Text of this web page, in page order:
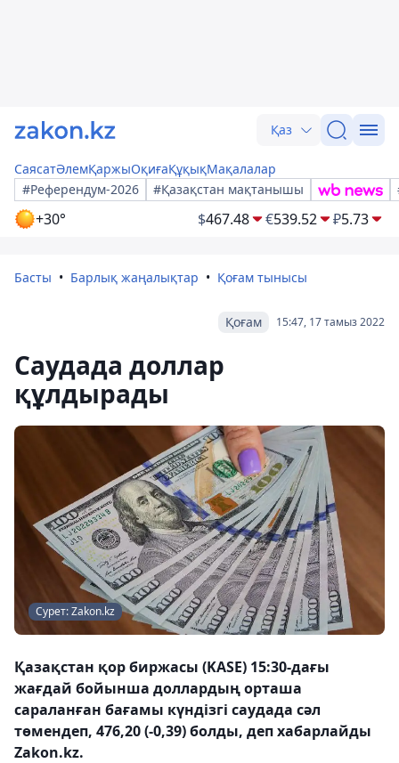
Қаз
СаясатӘлемҚаржыОқиғаҚұқықМақалалар
#Референдум-2026
#Қазақстан мақтанышы
+30° $467.48 €539.52 ₽5.73
Басты Барлық жаңалықтар Қоғам тынысы
15:47, 17 тамыз 2022
Қоғам
Саудада доллар
құлдырады
Сурет: Zakon.kz
Қазақстан қор биржасы (KASE) 15:30-дағы
жағдай бойынша доллардың орташа
сараланған бағамы күндізгі саудада сәл
төмендеп, 476,20 (-0,39) болды, деп хабарлайды
Zakon.kz.